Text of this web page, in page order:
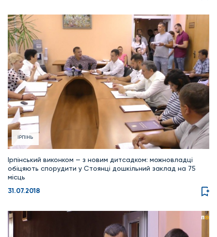
ІРПІНЬ
Ірпінський виконком — з новим дитсадком: можновладці
обіцяють спорудити у Стоянці дошкільний заклад на 75
місць
31.07.2018